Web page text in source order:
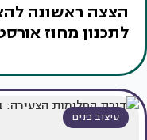
לתכנון מחוז
עיצוב פנים